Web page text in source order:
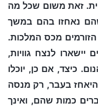
זאת משום שכל מה
נאחזו בהם במשך
מכס המלכות.
יישארו לנצח גוויות,
כיצד, אם כן, יוכלו
בעבר, רק מנסה
כמות שהם, ואינך